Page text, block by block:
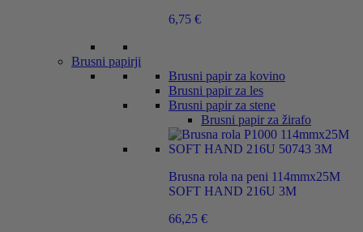
6,75 €
Brusni papirji
Brusni papir za kovino
Brusni papir za les
Brusni papir za stene
Brusni papir za žirafo
Brusna rola na peni 114mmx25M
SOFT HAND 216U 3M
66,25 €